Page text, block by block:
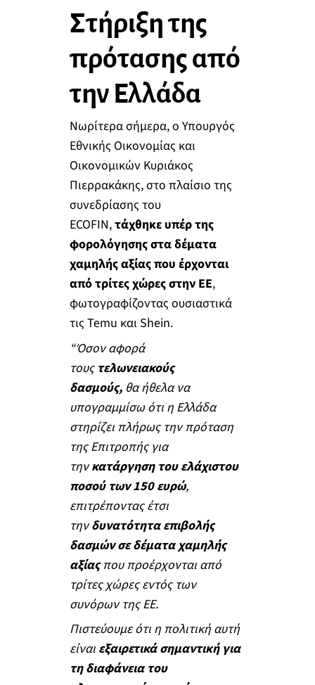
Στήριξη της
πρότασης από
την Ελλάδα
Νωρίτερα σήμερα, ο Υπουργός
Εθνικής Οικονομίας και
Οικονομικών Κυριάκος
Πιερρακάκης, στο πλαίσιο της
συνεδρίασης του
ECOFIN,τάχθηκε υπέρ της
φορολόγησης στα δέματα
χαμηλής αξίας που έρχονται
από τρίτες χώρες στην ΕΕ,
φωτογραφίζοντας ουσιαστικά
τις Temu και Shein.
“Όσον αφορά
τους τελωνειακούς
δασμούς,θα ήθελα να
υπογραμμίσω ότι η Ελλάδα
στηρίζει πλήρως την πρόταση
της Επιτροπής για
τηνκατάργηση του ελάχιστου
ποσού των 150 ευρώ,
επιτρέποντας έτσι
τηνδυνατότητα επιβολής
δασμών σε δέματα χαμηλής
αξίαςπου προέρχονται από
τρίτες χώρες εντός των
συνόρων της ΕΕ.
Πιστεύουμε ότι η πολιτική αυτή
είναι εξαιρετικά σημαντική για
τη διαφάνεια του